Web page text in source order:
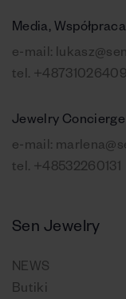
Media,
e-mail:
tel. +48731026409
Jewelry
e-mail:
tel. +48532260131
Sen Jewelry
NEWS
Butiki